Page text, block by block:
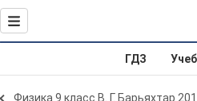
ГДЗ
Физика 9 класс В. Г. Барьяхтар